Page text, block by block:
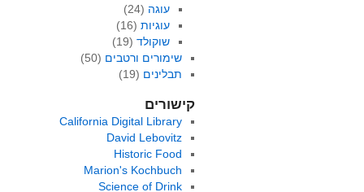
עוגה (24)
עוגיות (16)
שוקולד (19)
שימורים ורטבים (50)
תבלינים (19)
קישורים
California Digital Library
David Lebovitz
Historic Food
Marion's Kochbuch
Science of Drink